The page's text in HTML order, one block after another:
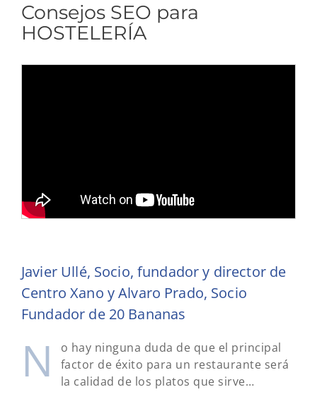
Consejos SEO para
HOSTELERÍA
Javier Ullé, Socio, fundador y director de
Centro Xano y Alvaro Prado, Socio
Fundador de 20 Bananas
N
o hay ninguna duda de que el principal
factor de éxito para un restaurante será
la calidad de los platos que sirve…